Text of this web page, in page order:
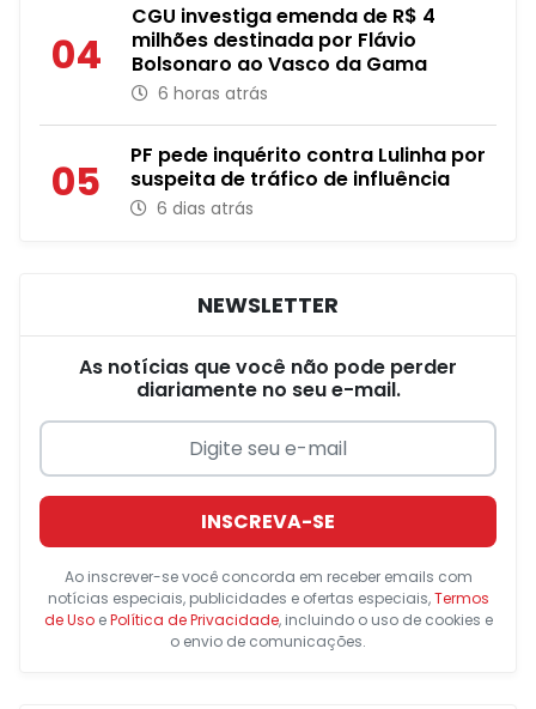
04
CGU investiga emenda de R$ 4
milhões destinada por Flávio
Bolsonaro ao Vasco da Gama
6 horas atrás
05
PF pede inquérito contra Lulinha por
suspeita de tráfico de influência
6 dias atrás
NEWSLETTER
As notícias que você não pode perder
diariamente no seu e-mail.
INSCREVA-SE
Ao inscrever-se você concorda em receber emails com
notícias especiais, publicidades e ofertas especiais,Termos
de UsoePolítica de Privacidade, incluindo o uso de cookies e
o envio de comunicações.